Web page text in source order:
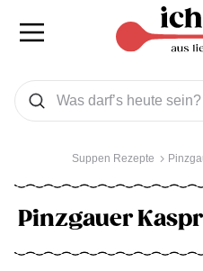
Was wollen Sie suchen
Suchen
Suppen Rezepte
Pinzgauer